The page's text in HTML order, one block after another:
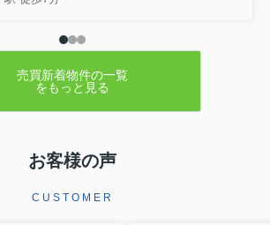
ーツ不動産をいただき誠にありがとう
でき大変嬉しく思っております。リフ
ォームでお時間を頂き恐縮ではご...
売買新着物件の一覧
をもっと見る
お客様の声
CUSTOMER